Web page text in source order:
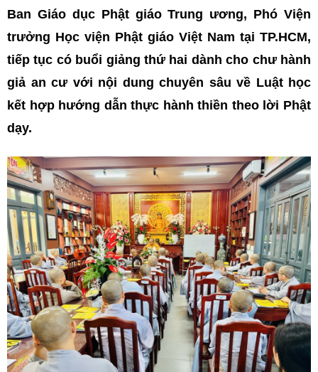
Ban Giáo dục Phật giáo Trung ương, Phó Viện
trưởng Học viện Phật giáo Việt Nam tại TP.HCM,
tiếp tục có buổi giảng thứ hai dành cho chư hành
giả an cư với nội dung chuyên sâu về Luật học
kết hợp hướng dẫn thực hành thiền theo lời Phật
dạy.